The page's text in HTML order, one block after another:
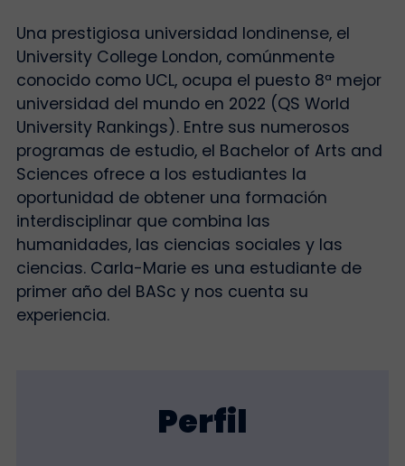
Una prestigiosa universidad londinense, el
University College London, comúnmente
conocido como UCL, ocupa el puesto 8ª mejor
universidad del mundo en 2022 (QS World
University Rankings). Entre sus numerosos
programas de estudio, el Bachelor of Arts and
Sciences ofrece a los estudiantes la
oportunidad de obtener una formación
interdisciplinar que combina las
humanidades, las ciencias sociales y las
ciencias. Carla-Marie es una estudiante de
primer año del BASc y nos cuenta su
experiencia.
Perfil